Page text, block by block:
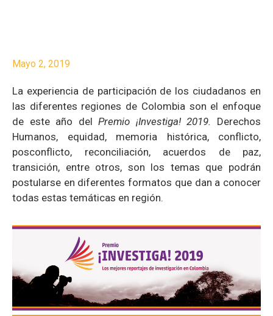
Mayo 2, 2019
La experiencia de participación de los ciudadanos en
las diferentes regiones de Colombia son el enfoque
de este año delPremio ¡Investiga! 2019. Derechos
Humanos, equidad, memoria histórica, conflicto,
posconflicto, reconciliación, acuerdos de paz,
transición, entre otros, son los temas que podrán
postularse en diferentes formatos que dan a conocer
todas estas temáticas en región.